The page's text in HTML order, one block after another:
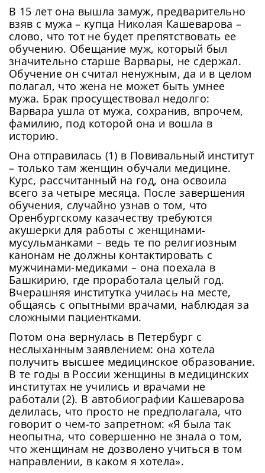
В 15 лет она вышла замуж, предварительно
взяв с мужа – купца Николая Кашеварова –
слово, что тот не будет препятствовать ее
обучению. Обещание муж, который был
значительно старше Варвары, не сдержал.
Обучение он считал ненужным, да и в целом
полагал, что жена не может быть умнее
мужа. Брак просуществовал недолго:
Варвара ушла от мужа, сохранив, впрочем,
фамилию, под которой она и вошла в
историю.
Она отправилась (1) в Повивальный институт
– только там женщин обучали медицине.
Курс, рассчитанный на год, она освоила
всего за четыре месяца. После завершения
обучения, случайно узнав о том, что
Оренбургскому казачеству требуются
акушерки для работы с женщинами-
мусульманками – ведь те по религиозным
канонам не должны контактировать с
мужчинами-медиками – она поехала в
Башкирию, где проработала целый год.
Вчерашняя институтка училась на месте,
общаясь с опытными врачами, наблюдая за
сложными пациентками.
Потом она вернулась в Петербург с
неслыханным заявлением: она хотела
получить высшее медицинское образование.
В те годы в России женщины в медицинских
институтах не учились и врачами не
работали (2). В автобиографии Кашеварова
делилась, что просто не предполагала, что
говорит о чем-то запретном: «Я была так
неопытна, что совершенно не знала о том,
что женщинам не дозволено учиться в том
направлении, в каком я хотела».